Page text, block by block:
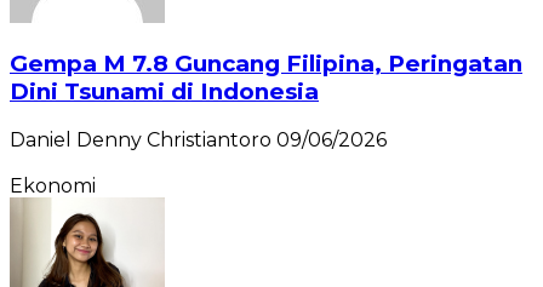
Gempa M 7.8 Guncang Filipina, Peringatan
Dini Tsunami di Indonesia
Daniel Denny Christiantoro 09/06/2026
Ekonomi